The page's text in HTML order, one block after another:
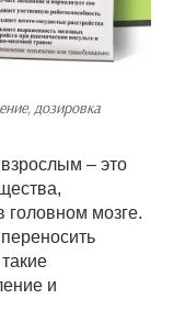
дозировка
– это
мозге.
и